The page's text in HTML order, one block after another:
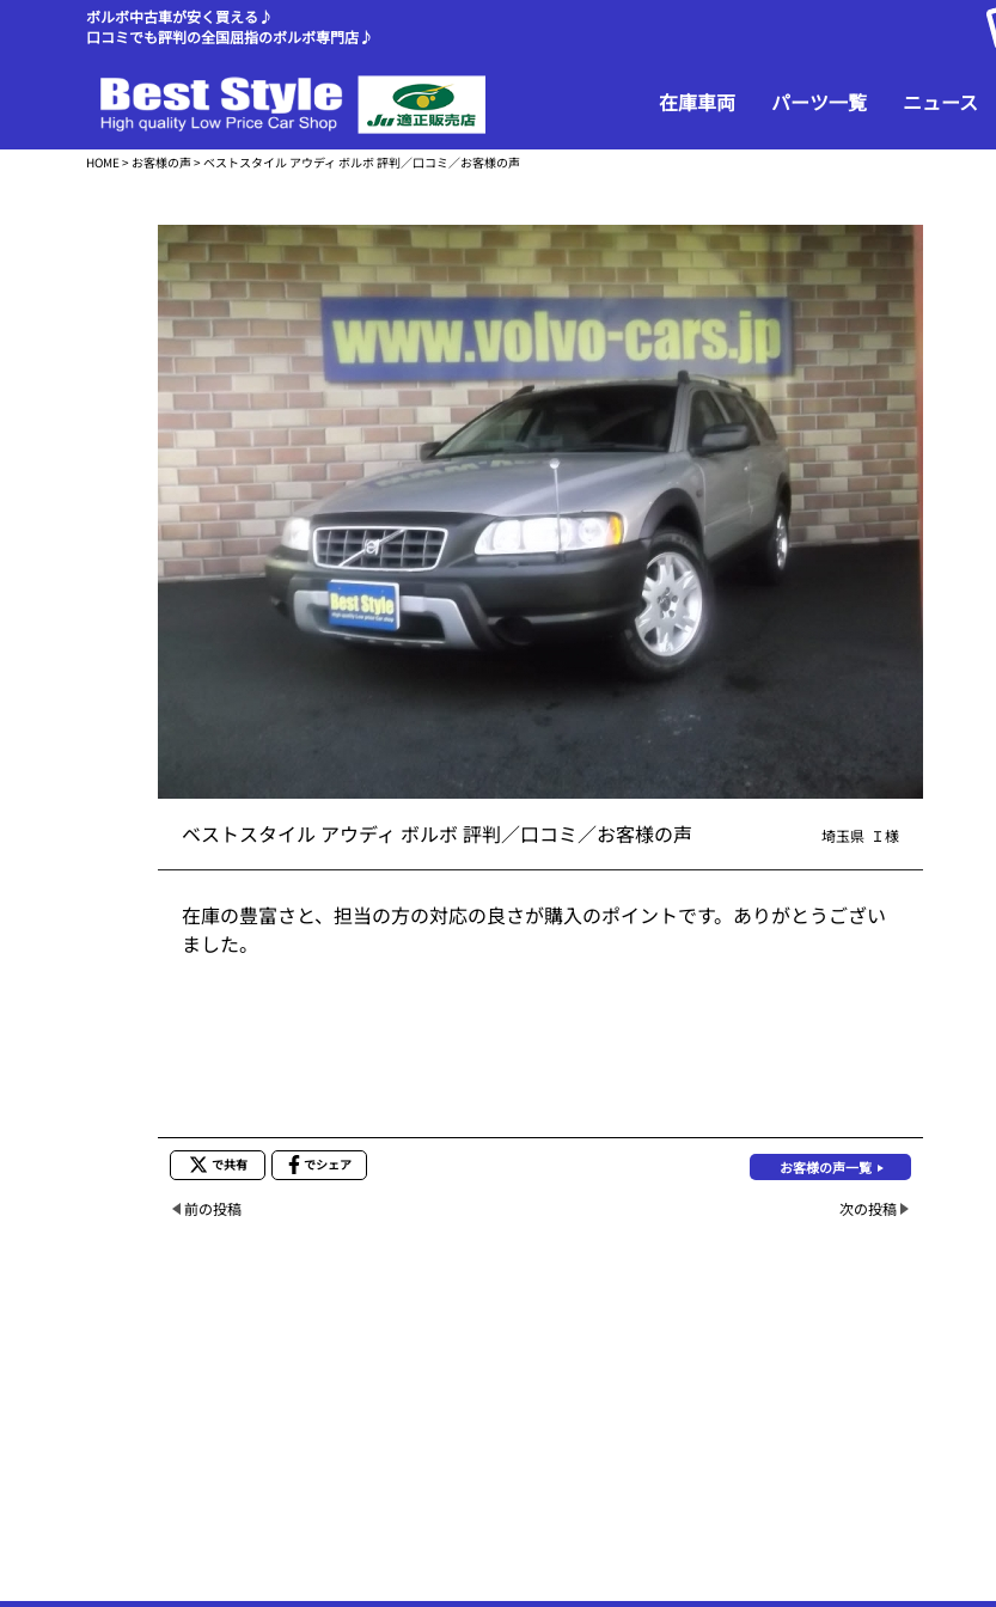
ボルボ中古車が安く買える♪
口コミでも評判の全国屈指のボルボ専門店♪
在庫車両 パーツ一覧 ニュース
HOME> お客様の声> ベストスタイル アウディ ボルボ 評判／口コミ／お客様の声
ベストスタイル アウディ ボルボ 評判／口コミ／お客様の声 埼玉県 Ｉ様
在庫の豊富さと、担当の方の対応の良さが購入のポイントです。ありがとうござい
ました。
で共有 でシェア お客様の声一覧
前の投稿 次の投稿